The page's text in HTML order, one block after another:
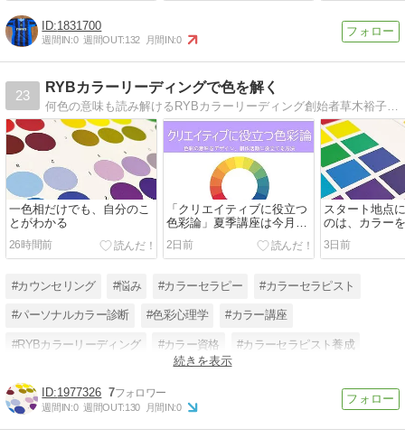
1831700
週間IN:0 週間OUT:132 月間IN:0
23
RYBカラーリーディングで色を解く
何色の意味も読み解けるRYBカラーリーディング創始者草木裕子のブログです。
一色相だけでも、自分のこ
とがわかる
26時間前
「クリエイティブに役立つ
色彩論」夏季講座は今月開
講です
2日前
スタート地点
のは、カラー
3日前
#カウンセリング #悩み #カラーセラピー #カラーセラピスト
#パーソナルカラー診断 #色彩心理学 #カラー講座
#RYBカラーリーディング #カラー資格 #カラーセラピスト養成
続きを表示
1977326 7
週間IN:0 週間OUT:130 月間IN:0